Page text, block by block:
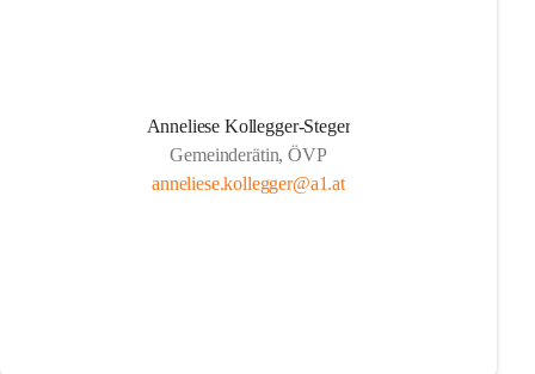
Anneliese Kollegger-Steger
Gemeinderätin, ÖVP
anneliese.kollegger@a1.at